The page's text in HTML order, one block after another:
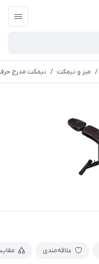
/ میز و نیمکت / نیمکت مدرج حرفه
علاقه‌مندی